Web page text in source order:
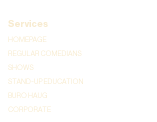
Services
HOMEPAGE
REGULAR COMEDIANS
SHOWS
STAND-UP EDUCATION
BURO HAUG
CORPORATE